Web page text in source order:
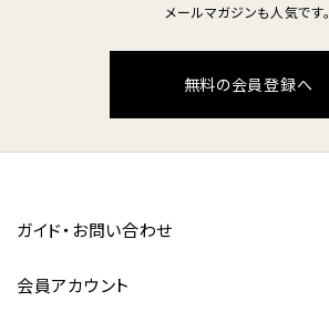
メールマガジンも人気です。
無料の会員登録へ
ガイド・お問い合わせ
会員アカウント